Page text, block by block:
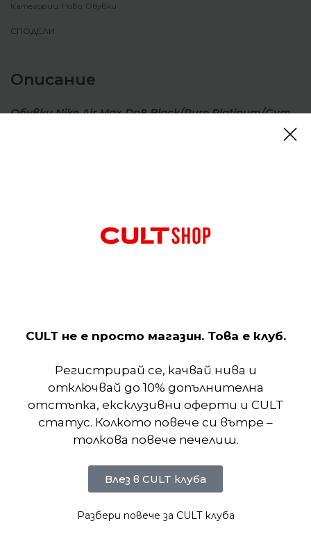
Категории: Ново Обувки
СПОДЕЛИ
Описание
Обувки Nike Air Max Dn8 Black/Pure Platinum/Gym
стъпка. Потопете се в нереално изживяване на
Подобни продукти
CULT не е просто магазин. Това е клуб.
Регистрирай се, качвай нива и
отключвай до 10% допълнителна
отстъпка, ексклузивни оферти и CULT
статус. Колкото повече си вътре –
толкова повече печелиш.
Влез в CULT клуба
Разбери повече за CULT клуба